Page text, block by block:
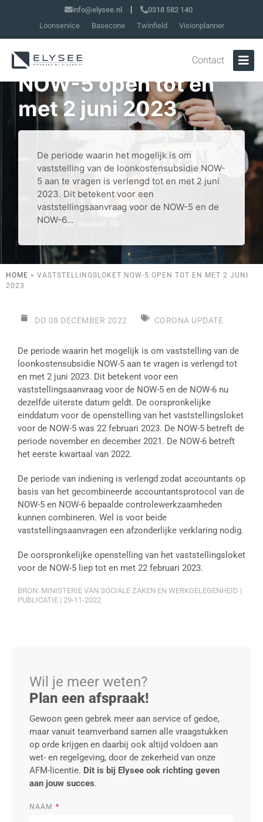
info@elysee.nl
0318 582 140
Loonservice
Basecone Twinfield Visionplanner
Contact
Vaststellingsloket
NOW-5 open tot en
met 2 juni 2023
De periode waarin het mogelijk is om
vaststelling van de loonkostensubsidie NOW-
5 aan te vragen is verlengd tot en met 2 juni
2023. Dit betekent voor een
vaststellingsaanvraag voor de NOW-5 en de
NOW-6...
HOME » VASTSTELLINGSLOKET NOW-5 OPEN TOT EN MET 2 JUNI
2023
DO 08 DECEMBER 2022 CORONA UPDATE
De periode waarin het mogelijk is om vaststelling van de
loonkostensubsidie NOW-5 aan te vragen is verlengd tot
en met 2 juni 2023. Dit betekent voor een
vaststellingsaanvraag voor de NOW-5 en de NOW-6 nu
dezelfde uiterste datum geldt. De oorspronkelijke
einddatum voor de openstelling van het vaststellingsloket
voor de NOW-5 was 22 februari 2023. De NOW-5 betreft de
periode november en december 2021. De NOW-6 betreft
het eerste kwartaal van 2022.
De periode van indiening is verlengd zodat accountants op
basis van het gecombineerde accountantsprotocol van de
NOW-5 en NOW-6 bepaalde controlewerkzaamheden
kunnen combineren. Wel is voor beide
vaststellingsaanvragen een afzonderlijke verklaring nodig.
De oorspronkelijke openstelling van het vaststellingsloket
voor de NOW-5 liep tot en met 22 februari 2023.
BRON: MINISTERIE VAN SOCIALE ZAKEN EN WERKGELEGENHEID |
PUBLICATIE | 29-11-2022
Wil je meer weten?
Plan een afspraak!
Gewoon geen gebrek meer aan service of gedoe,
maar vanuit teamverband samen alle vraagstukken
op orde krijgen en daarbij ook altijd voldoen aan
wet- en regelgeving, door de zekerheid van onze
AFM-licentie. Dit is bij Elysee ook richting geven
aan jouw succes.
NAAM